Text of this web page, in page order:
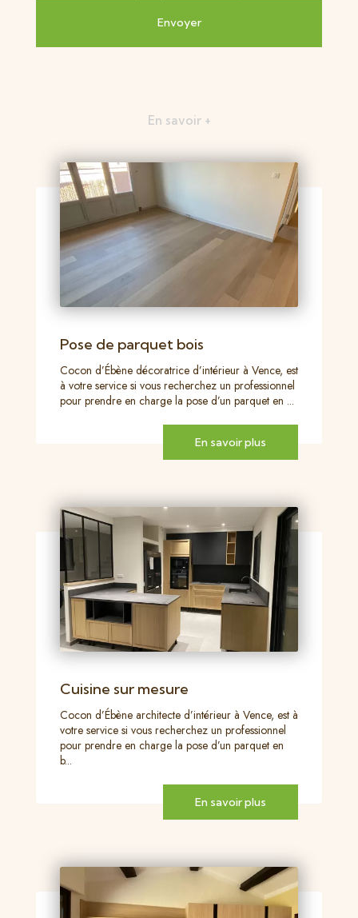
En savoir +
Pose de parquet bois
Cocon d’Ébène décoratrice d’intérieur à Vence, est
à votre service si vous recherchez un professionnel
pour prendre en charge la pose d’un parquet en ...
En savoir plus
Cuisine sur mesure
Cocon d’Ébène architecte d’intérieur à Vence, est à
votre service si vous recherchez un professionnel
pour prendre en charge la pose d’un parquet en
b...
En savoir plus